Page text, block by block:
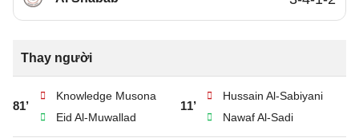
Thay người
81’
Knowledge Musona
Eid Al-Muwallad
11’
Hussain Al-Sabiyani
Nawaf Al-Sadi